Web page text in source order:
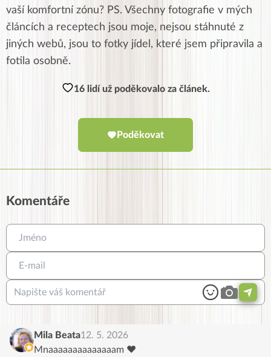
vaší komfortní zónu? PS. Všechny fotografie v mých
článcích a receptech jsou moje, nejsou stáhnuté z
jiných webů, jsou to fotky jídel, které jsem připravila a
fotila osobně.
16 lidí už poděkovalo za článek.
Poděkovat
Komentáře
Mila Beata12. 5. 2026
Mnaaaaaaaaaaaaaam ♥️